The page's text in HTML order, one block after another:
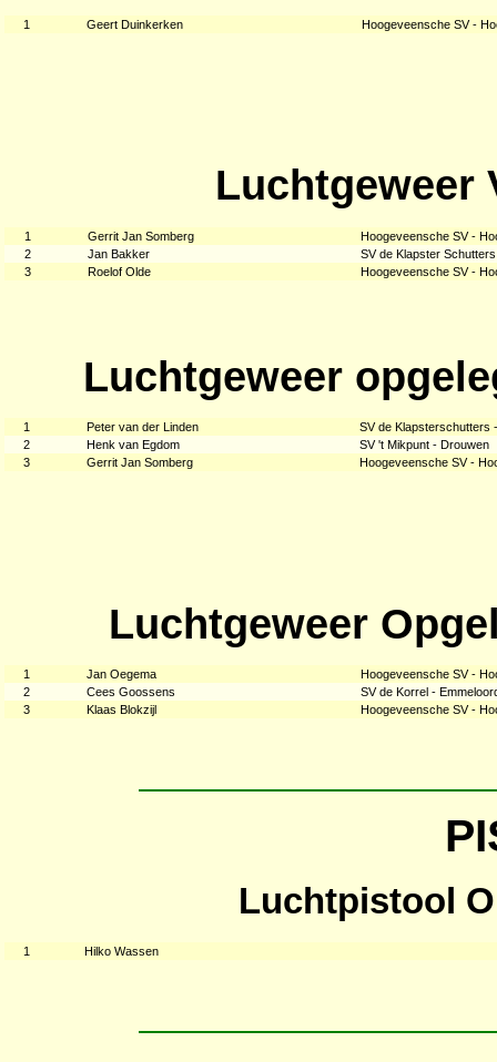
1 Geert Duinkerken Hoogeveensche SV -
Luchtgeweer
1 Gerrit Jan Somberg
Hoogeveensche SV -
2
Jan Bakker
SV de Klapster
3
Roelof Olde Hoogeveensche SV -
Luchtgeweer
1 Peter van der Linden
SV de Klapsterschutters
2
Henk van Egdom
SV 't Mikpunt - Drouwen
3
Gerrit Jan Somberg Hoogeveensche SV -
Luchtgeweer
1 Jan Oegema
Hoogeveensche SV -
2
Cees Goossens
SV de Korrel -
3
Klaas Blokzijl Hoogeveensche SV -
Luchtpistool
1 Hilko Wassen